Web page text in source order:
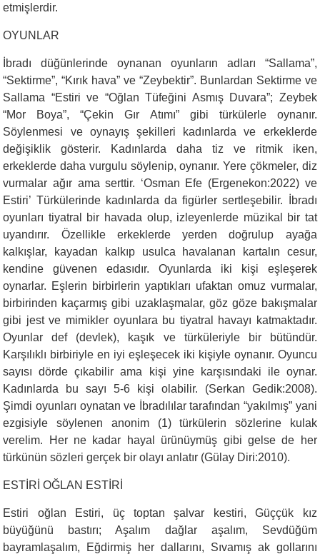
etmişlerdir.
OYUNLAR
İbradı düğünlerinde oynanan oyunların adları “Sallama”,
“Sektirme”, “Kırık hava” ve “Zeybektir”. Bunlardan Sektirme ve
Sallama “Estiri ve “Oğlan Tüfeğini Asmış Duvara”; Zeybek
“Mor Boya”, “Çekin Gır Atımı” gibi türkülerle oynanır.
Söylenmesi ve oynayış şekilleri kadınlarda ve erkeklerde
değişiklik gösterir. Kadınlarda daha tiz ve ritmik iken,
erkeklerde daha vurgulu söylenip, oynanır. Yere çökmeler, diz
vurmalar ağır ama serttir. ‘Osman Efe (Ergenekon:2022) ve
Estiri’ Türkülerinde kadınlarda da figürler sertleşebilir. İbradı
oyunları tiyatral bir havada olup, izleyenlerde müzikal bir tat
uyandırır. Özellikle erkeklerde yerden doğrulup ayağa
kalkışlar, kayadan kalkıp usulca havalanan kartalın cesur,
kendine güvenen edasıdır. Oyunlarda iki kişi eşleşerek
oynarlar. Eşlerin birbirlerin yaptıkları ufaktan omuz vurmalar,
birbirinden kaçarmış gibi uzaklaşmalar, göz göze bakışmalar
gibi jest ve mimikler oyunlara bu tiyatral havayı katmaktadır.
Oyunlar def (devlek), kaşık ve türküleriyle bir bütündür.
Karşılıklı birbiriyle en iyi eşleşecek iki kişiyle oynanır. Oyuncu
sayısı dörde çıkabilir ama kişi yine karşısındaki ile oynar.
Kadınlarda bu sayı 5-6 kişi olabilir. (Serkan Gedik:2008).
Şimdi oyunları oynatan ve İbradılılar tarafından “yakılmış” yani
ezgisiyle söylenen anonim (1) türkülerin sözlerine kulak
verelim. Her ne kadar hayal ürünüymüş gibi gelse de her
türkünün sözleri gerçek bir olayı anlatır (Gülay Diri:2010).
ESTİRİ OĞLAN ESTİRİ
Estiri oğlan Estiri, üç toptan şalvar kestiri, Güççük kız
büyüğünü bastırı; Aşalım dağlar aşalım, Sevdüğüm
bayramlaşalım, Eğdirmiş her dallarını, Sıvamış ak gollarını